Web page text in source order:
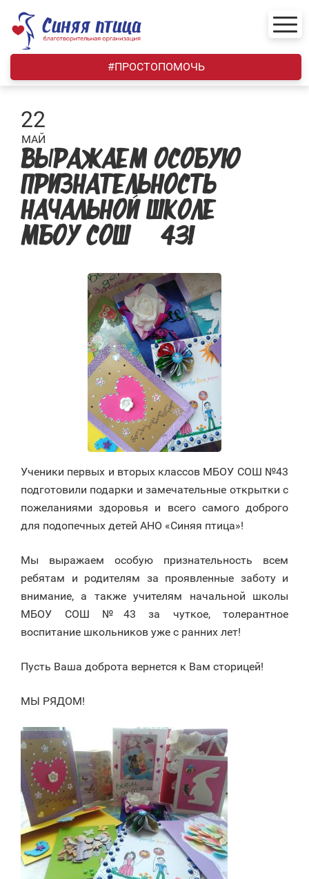
content
#ПРОСТОПОМОЧЬ
22
МАЙ
ВЫРАЖАЕМ ОСОБУЮ
ПРИЗНАТЕЛЬНОСТЬ
НАЧАЛЬНОЙ ШКОЛЕ
МБОУ СОШ №43!
Ученики первых и вторых классов МБОУ СОШ №43
подготовили подарки и замечательные открытки с
пожеланиями здоровья и всего самого доброго
для подопечных детей АНО «Синяя птица»!
Мы выражаем особую признательность всем
ребятам и родителям за проявленные заботу и
внимание, а также учителям начальной школы
МБОУ СОШ №43 за чуткое, толерантное
воспитание школьников уже с ранних лет!
Пусть Ваша доброта вернется к Вам сторицей!
МЫ РЯДОМ!